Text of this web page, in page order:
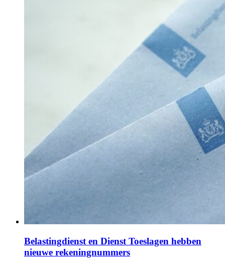
Belastingdienst en Dienst Toeslagen hebben
nieuwe rekeningnummers